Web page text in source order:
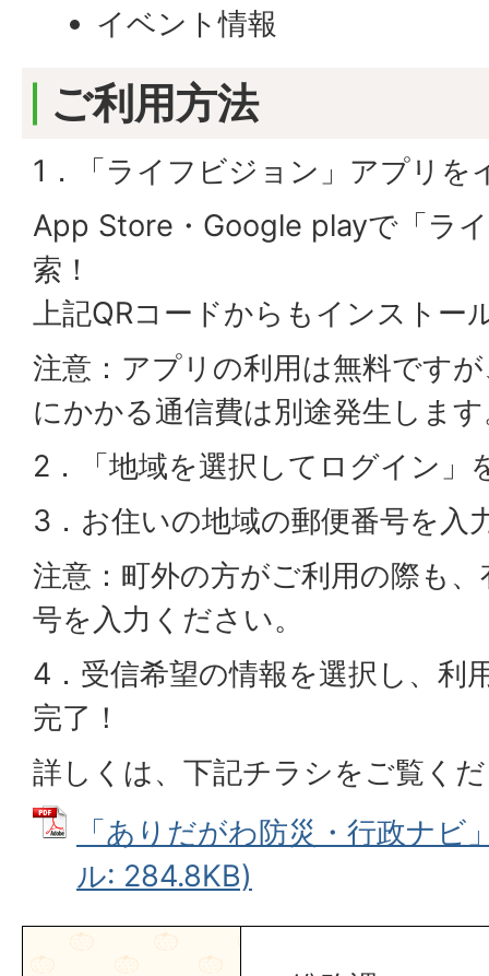
イベント情報
ご利用方法
1．「ライフビジョン」アプリを
App Store・Google playで「ラ
索！
上記QRコードからもインストー
注意：アプリの利用は無料です
にかかる通信費は別途発生しま
2．「地域を選択してログイン」
3．お住いの地域の郵便番号を入
注意：町外の方がご利用の際も
号を入力ください。
4．受信希望の情報を選択し、利
完了！
詳しくは、下記チラシをご覧く
「ありだがわ防災・行政ナビ
ル: 284.8KB)